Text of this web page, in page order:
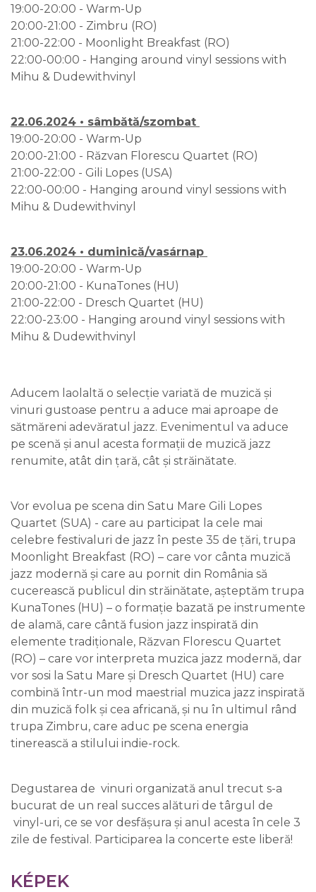
19:00-20:00 - Warm-Up
20:00-21:00 - Zimbru (RO)
21:00-22:00 - Moonlight Breakfast (RO)
22:00-00:00 - Hanging around vinyl sessions with
Mihu & Dudewithvinyl
22.06.2024 • sâmbătă/szombat
19:00-20:00 - Warm-Up
20:00-21:00 - Răzvan Florescu Quartet (RO)
21:00-22:00 - Gili Lopes (USA)
22:00-00:00 - Hanging around vinyl sessions with
Mihu & Dudewithvinyl
23.06.2024 • duminică/vasárnap
19:00-20:00 - Warm-Up
20:00-21:00 - KunaTones (HU)
21:00-22:00 - Dresch Quartet (HU)
22:00-23:00 - Hanging around vinyl sessions with
Mihu & Dudewithvinyl
Aducem laolaltă o selecție variată de muzică și
vinuri gustoase pentru a aduce mai aproape de
sătmăreni adevăratul jazz. Evenimentul va aduce
pe scenă și anul acesta formații de muzică jazz
renumite, atât din țară, cât și străinătate.
Vor evolua pe scena din Satu Mare Gili Lopes
Quartet (SUA) - care au participat la cele mai
celebre festivaluri de jazz în peste 35 de țări, trupa
Moonlight Breakfast (RO) – care vor cânta muzică
jazz modernă și care au pornit din România să
cucerească publicul din străinătate, așteptăm trupa
KunaTones (HU) – o formație bazată pe instrumente
de alamă, care cântă fusion jazz inspirată din
elemente tradiționale, Răzvan Florescu Quartet
(RO) – care vor interpreta muzica jazz modernă, dar
vor sosi la Satu Mare și Dresch Quartet (HU) care
combină într-un mod maestrial muzica jazz inspirată
din muzică folk și cea africană, și nu în ultimul rând
trupa Zimbru, care aduc pe scena energia
tinerească a stilului indie-rock.
Degustarea de vinuri organizată anul trecut s-a
bucurat de un real succes alături de târgul de
vinyl-uri, ce se vor desfășura și anul acesta în cele 3
zile de festival. Participarea la concerte este liberă!
KÉPEK